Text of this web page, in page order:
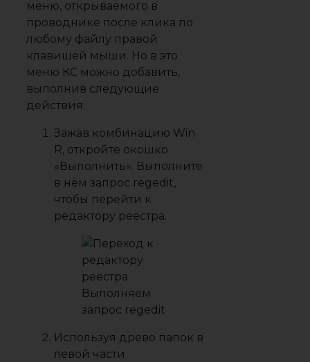
меню, открываемого в
проводнике после клика по
любому файлу правой
клавишей мыши. Но в это
меню КС можно добавить,
выполнив следующие
действия:
Зажав комбинацию Win
R, откройте окошко
«Выполнить». Выполните
в нём запрос regedit,
чтобы перейти к
редактору реестра.
Выполняем
запрос regedit
Используя древо папок в
левой части